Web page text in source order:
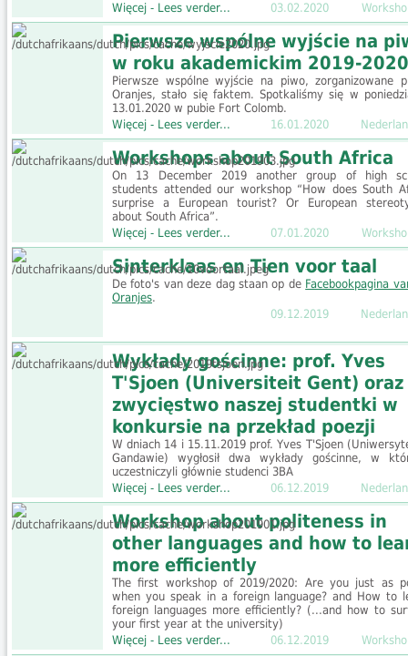
Więcej - Lees verder...
03.02.2020
Pierwsze wspólne wyjście na
w roku akademickim 2019-2020
Pierwsze wspólne wyjście na piwo, zorganizowane
Oranjes, stało się faktem. Spotkaliśmy się w
13.01.2020 w pubie Fort Colomb.
Więcej - Lees verder...
16.01.2020
Workshops about South Africa
On 13 December 2019 another group of high
students attended our workshop “How does South
surprise a European tourist? Or European
about South Africa”.
Więcej - Lees verder...
07.01.2020
Sinterklaas en Tien voor taal
De foto's van deze dag staan op de Facebookpagina
Oranjes.
09.12.2019
Wykłady gościnne: prof. Yves
T'Sjoen (Universiteit Gent) oraz
zwycięstwo naszej studentki w
konkursie na przekład poezji
W dniach 14 i 15.11.2019 prof. Yves T'Sjoen
Gandawie) wygłosił dwa wykłady gościnne, w
uczestniczyli głównie studenci 3BA
Więcej - Lees verder...
06.12.2019
Workshop about politeness in
other languages and how to
more efficiently
The first workshop of 2019/2020: Are you just as
when you speak in a foreign language? and How to
foreign languages more efficiently? (...and how to
your first year at the university)
Więcej - Lees verder...
06.12.2019